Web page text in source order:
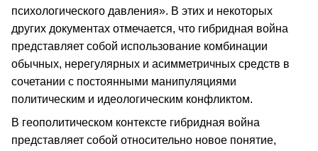
психологического давления». В этих и некоторых
других документах отмечается, что гибридная война
представляет собой использование комбинации
обычных, нерегулярных и асимметричных средств в
сочетании с постоянными манипуляциями
политическим и идеологическим конфликтом.
В геополитическом контексте гибридная война
представляет собой относительно новое понятие,